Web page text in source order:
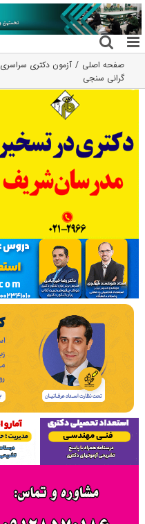
رفتن
به
محتوا
صفحه اصلی آزمون دکتری سراسری
گرانی سنجی